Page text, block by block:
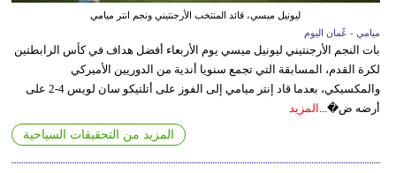
ليونيل ميسي، قائد المنتخب الأرجنتيني ونجم انتر ميامي
ميامي - عُمان اليوم
بات النجم الأرجنتيني ليونيل ميسي يوم الأربعاء أفضل هداف في كأس الرابطتين
لكرة القدم، المسابقة التي تجمع سنويا أندية من الدوريين الأميركي
والمكسيكي، بعدما قاد إنتر ميامي إلى الفوز على أتلتيكو سان لويس 4-2 على
أرضه ض�...
المزيد
المزيد من التحقيقات السياحية